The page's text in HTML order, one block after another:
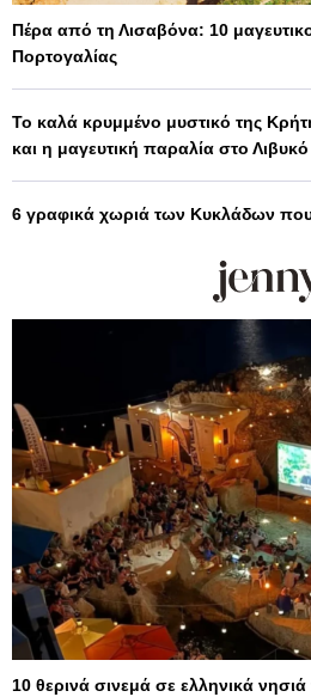
Πέρα από τη Λισαβόνα: 10
Πορτογαλίας
Το καλά κρυμμένο μυστικό της
και η μαγευτική παραλία στο Λιβυκό
6 γραφικά χωριά των Κυκλάδων που
10 θερινά σινεμά σε ελληνικά νησιά